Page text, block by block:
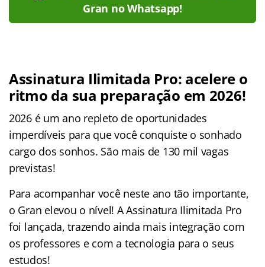
Gran no Whatsapp!
Assinatura Ilimitada Pro: acelere o
ritmo da sua preparação em 2026!
2026 é um ano repleto de oportunidades
imperdíveis para que você conquiste o sonhado
cargo dos sonhos. São mais de 130 mil vagas
previstas!
Para acompanhar você neste ano tão importante,
o Gran elevou o nível! A Assinatura Ilimitada Pro
foi lançada, trazendo ainda mais integração com
os professores e com a tecnologia para o seus
estudos!